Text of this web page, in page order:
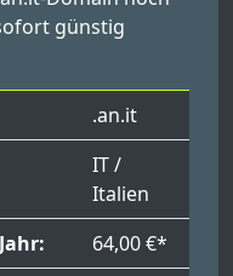
günstig
.an.it
IT /
Italien
64,00 €*